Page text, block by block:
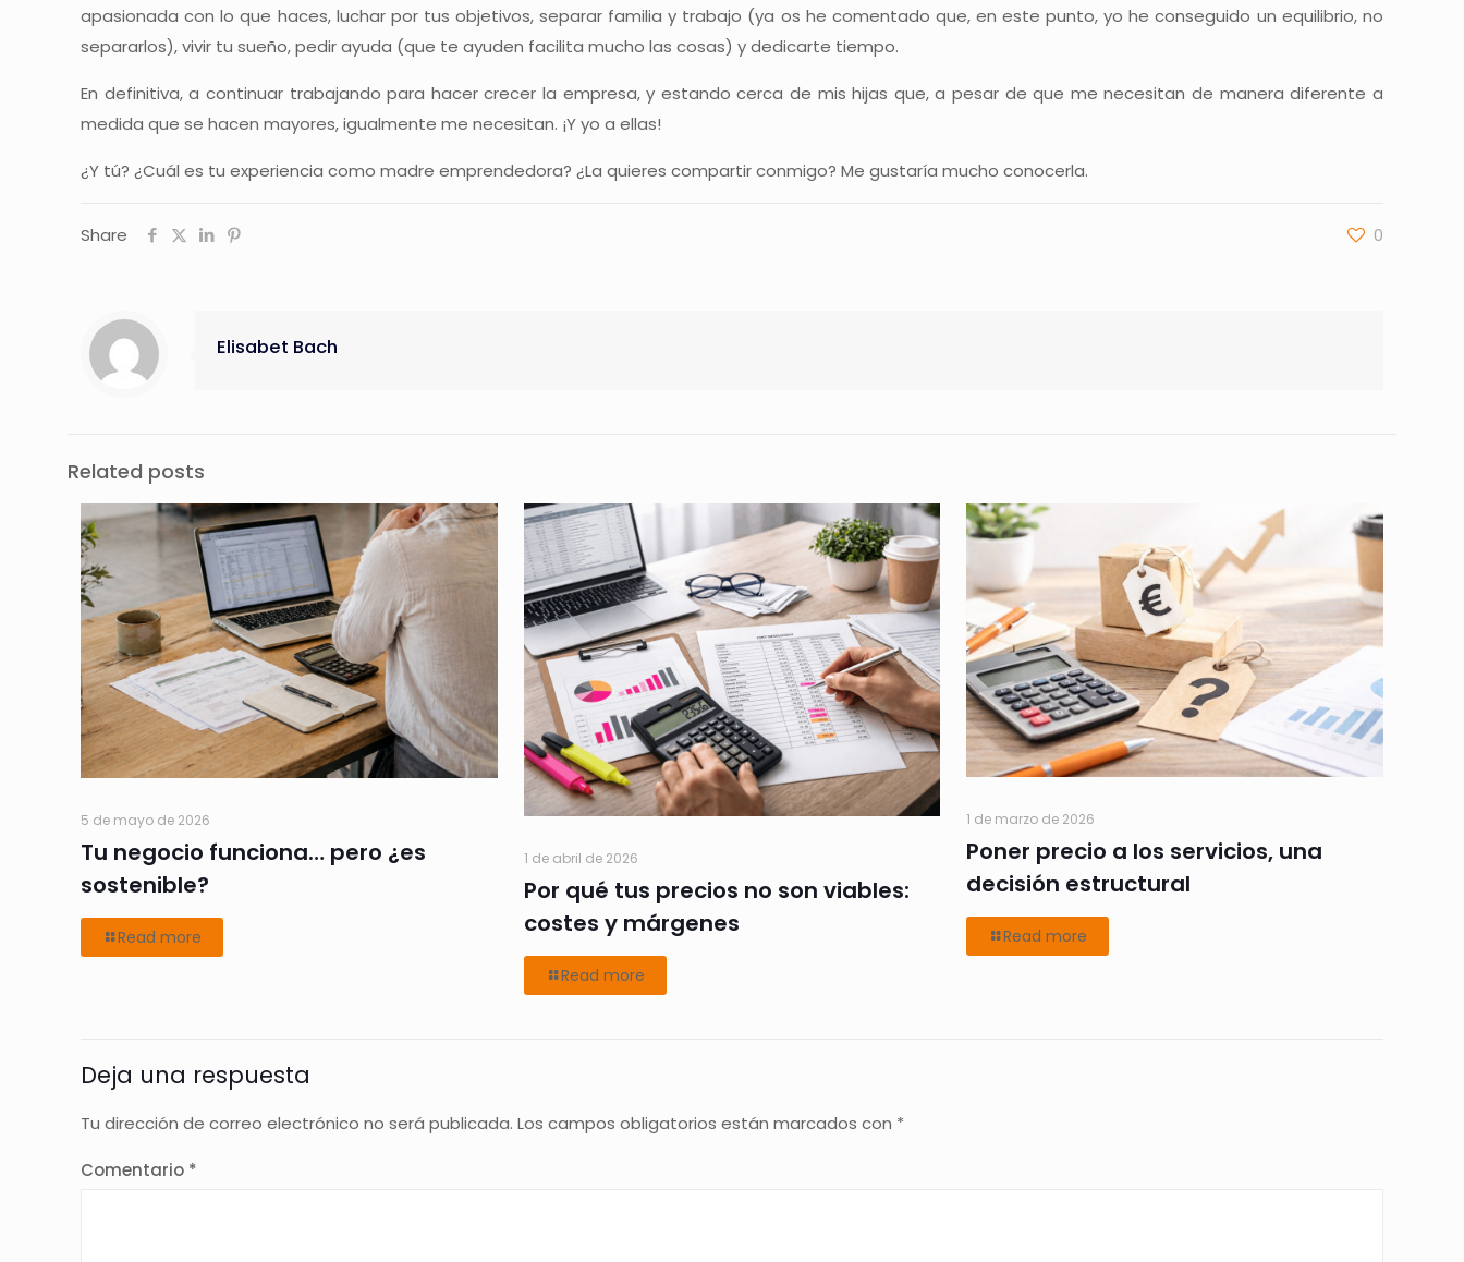
apasionada con lo que haces, luchar por tus objetivos, separar familia y trabajo (ya os he comentado que, en este punto, yo he conseguido un equilibrio, no
separarlos), vivir tu sueño, pedir ayuda (que te ayuden facilita mucho las cosas) y dedicarte tiempo.
En definitiva, a continuar trabajando para hacer crecer la empresa, y estando cerca de mis hijas que, a pesar de que me necesitan de manera diferente a
medida que se hacen mayores, igualmente me necesitan. ¡Y yo a ellas!
¿Y tú? ¿Cuál es tu experiencia como madre emprendedora? ¿La quieres compartir conmigo? Me gustaría mucho conocerla.
Share 0
Elisabet Bach
Related posts
5 de mayo de 2026
Tu negocio funciona… pero ¿es
sostenible?
Read more
1 de abril de 2026
Por qué tus precios no son viables:
costes y márgenes
Read more
1 de marzo de 2026
Poner precio a los servicios, una
decisión estructural
Read more
Deja una respuesta
Tu dirección de correo electrónico no será publicada. Los campos obligatorios están marcados con *
Comentario *